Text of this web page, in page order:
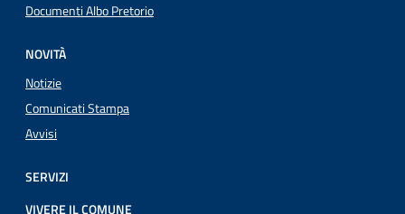
Documenti Albo Pretorio
NOVITÀ
Notizie
Comunicati Stampa
Avvisi
SERVIZI
VIVERE IL COMUNE